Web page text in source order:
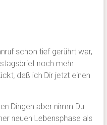
schon tief gerührt war,
noch mehr
daß ich Dir jetzt einen
Dingen aber nimm Du
neuen Lebensphase als